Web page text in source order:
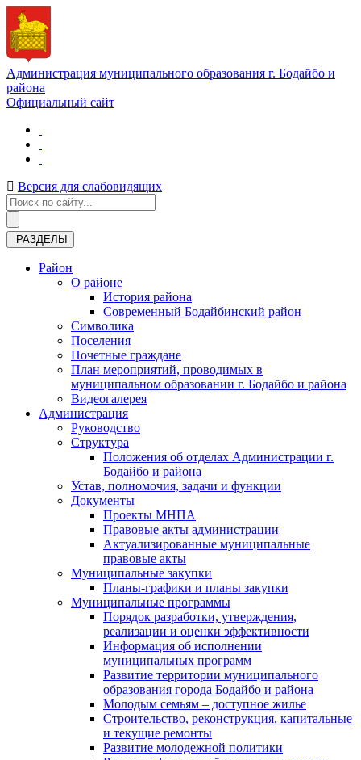
Администрация муниципального образования г. Бодайбо и
района
Официальный сайт
Версия для слабовидящих
РАЗДЕЛЫ
Район
О районе
История района
Современный Бодайбинский район
Символика
Поселения
Почетные граждане
План мероприятий, проводимых в
муниципальном образовании г. Бодайбо и района
Видеогалерея
Администрация
Руководство
Структура
Положения об отделах Администрации г.
Бодайбо и района
Устав, полномочия, задачи и функции
Документы
Проекты МНПА
Правовые акты администрации
Актуализированные муниципальные
правовые акты
Муниципальные закупки
Планы-графики и планы закупки
Муниципальные программы
Порядок разработки, утверждения,
реализации и оценки эффективности
Информация об исполнении
муниципальных программ
Развитие территории муниципального
образования города Бодайбо и района
Молодым семьям – доступное жилье
Строительство, реконструкция, капитальные
и текущие ремонты
Развитие молодежной политики